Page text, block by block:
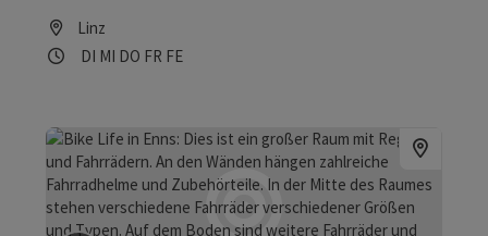
Linz
Öffnungszeiten
DI Dienstag geöffnet
MI Mittwoch geöffnet
DO Donnerstag geöffnet
FR Freitag geöffnet
FEFeiertag geöffnet